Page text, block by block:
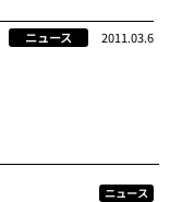
ニュース 2011.03.6
ニュース